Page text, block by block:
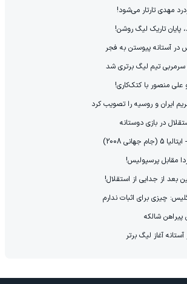
مهدی تارتار می‌شود!
تاریک لیگ روشن!
در آستانه پیوستن به فجر
سرمربی تیم لیگ برتری شد
علی منصور با کتک‌کاری!
ایران و روسیه را تصویب کرد
در بازی دوستانه
مقابل پرسپولیس!
بعد از جدایی از استقلال!
چیزی برای اثبات ندارم
پیراهن شالکه
آغاز لیگ برتر